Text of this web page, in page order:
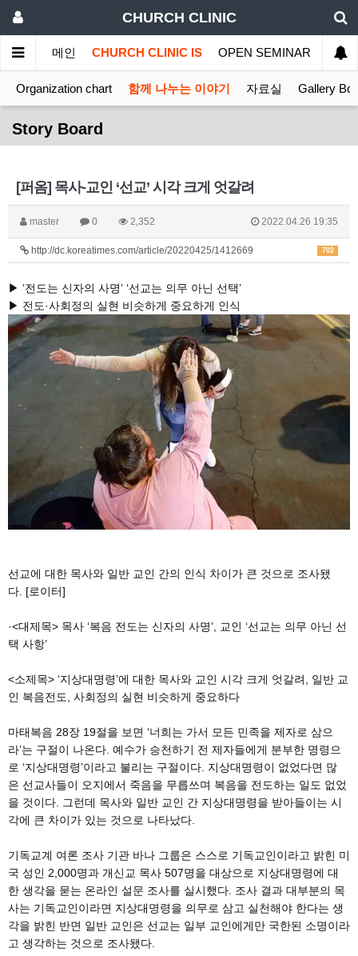
CHURCH CLINIC
메인 CHURCH CLINIC IS OPEN SEMINAR
Organization chart 함께 나누는 이야기 자료실 Gallery
Story Board
[퍼옴] 목사-교인 ‘선교’ 시각 크게 엇갈려
master 0 2,352 2022.04.26 19:35
702
http://dc.koreatimes.com/article/20220425/1412669
▶ ‘전도는 신자의 사명’ ‘선교는 의무 아닌 선택’
▶ 전도·사회정의 실현 비슷하게 중요하게 인식
선교에 대한 목사와 일반 교인 간의 인식 차이가 큰 것으로 조사됐
다. [로이터]
·<대제목> 목사 ‘복음 전도는 신자의 사명’, 교인 ‘선교는 의무 아닌 선
택 사항’
<소제목> ‘지상대명령’에 대한 목사와 교인 시각 크게 엇갈려, 일반 교
인 복음전도, 사회정의 실현 비슷하게 중요하다
마태복음 28장 19절을 보면 ‘너희는 가서 모든 민족을 제자로 삼으
라’는 구절이 나온다. 예수가 승천하기 전 제자들에게 분부한 명령으
로 ‘지상대명령’이라고 불리는 구절이다. 지상대명령이 없었다면 많
은 선교사들이 오지에서 죽음을 무릅쓰며 복음을 전도하는 일도 없었
을 것이다. 그런데 목사와 일반 교인 간 지상대명령을 받아들이는 시
각에 큰 차이가 있는 것으로 나타났다.
기독교계 여론 조사 기관 바나 그룹은 스스로 기독교인이라고 밝힌 미
국 성인 2,000명과 개신교 목사 507명을 대상으로 지상대명령에 대
한 생각을 묻는 온라인 설문 조사를 실시했다. 조사 결과 대부분의 목
사는 기독교인이라면 지상대명령을 의무로 삼고 실천해야 한다는 생
각을 밝힌 반면 일반 교인은 선교는 일부 교인에게만 국한된 소명이라
고 생각하는 것으로 조사됐다.